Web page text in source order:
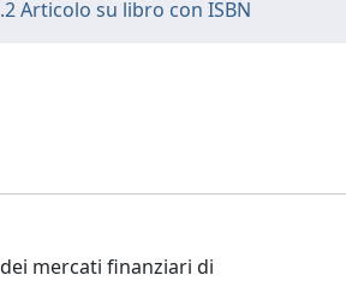
Articolo su libro con ISBN
mercati finanziari di